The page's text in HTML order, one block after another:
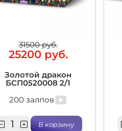
31500 руб.
25200 руб.
Золотой дракон
БСП0520008 2/1
200 залпов
В корзину